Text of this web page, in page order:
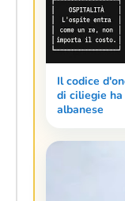
Il codice
di ciliegie
albanese